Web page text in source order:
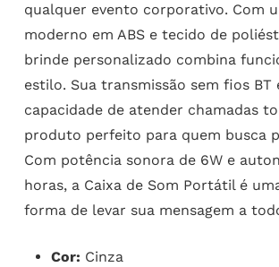
qualquer evento corporativo. Com
moderno em ABS e tecido de
brinde personalizado combina
estilo. Sua transmissão sem fios BT
capacidade de atender chamadas
produto perfeito para quem busca
Com potência sonora de 6W e
horas, a Caixa de Som Portátil é
forma de levar sua mensagem a
Cor: Cinza